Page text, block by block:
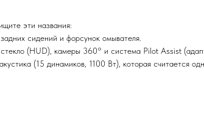
эти названия:
сидений и форсунок омывателя.
(HUD), камеры 360° и система Pilot Assist
(15 динамиков, 1100 Вт), которая считается